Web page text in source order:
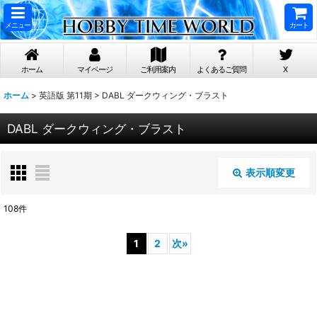
メニュー カート
ホーム マイページ ご利用案内 よくあるご質問 X
ホーム > 英語版 第11期 > DABL ダークウィング・ブラスト
DABL ダークウィング・ブラスト
表示順変更
108件
1 2 次»